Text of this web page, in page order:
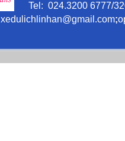
Tel: 024.3200 6777/
xedulichlinhan@gmail .com;